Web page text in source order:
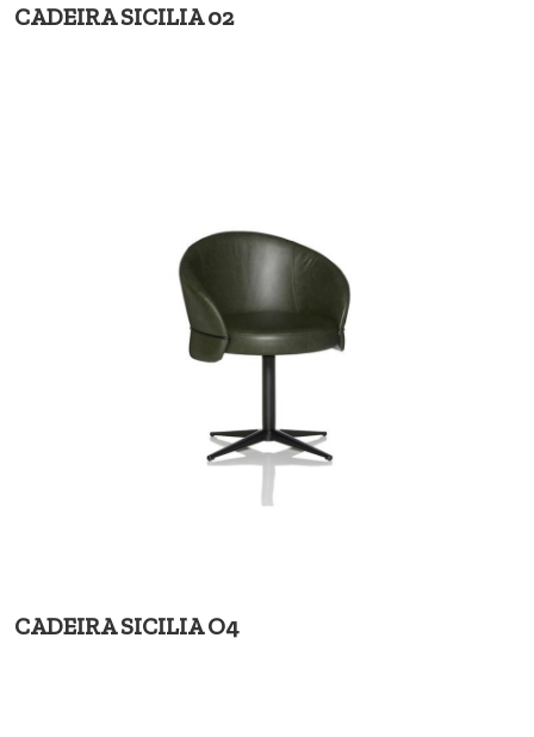
CADEIRA SICILIA 02
CADEIRA SICILIA O4